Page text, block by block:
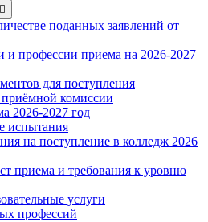
Show
поданных заявлений от
и профессии приема на 2026-2027
для поступления
комиссии
2026-2027 год
испытания
на поступление в колледж 2026
приема и требования к уровню
услуги
профессий